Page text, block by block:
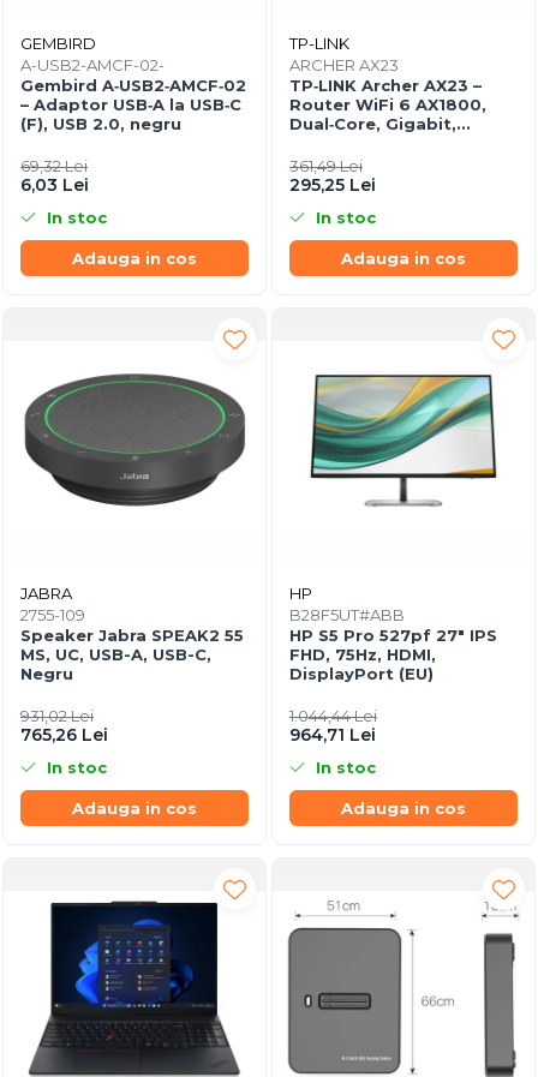
GEMBIRD
A-USB2-AMCF-02-
Gembird A‑USB2‑AMCF‑02
– Adaptor USB‑A la USB‑C
(F), USB 2.0, negru
69,32 Lei
6,03 Lei
In stoc
Adauga in cos
TP-LINK
ARCHER AX23
TP‑LINK Archer AX23 –
Router WiFi 6 AX1800,
Dual‑Core, Gigabit,
361,49 Lei
295,25 Lei
In stoc
Adauga in cos
JABRA
2755-109
Speaker Jabra SPEAK2 55
MS, UC, USB-A, USB-C,
Negru
931,02 Lei
765,26 Lei
In stoc
Adauga in cos
HP
B28F5UT#ABB
HP S5 Pro 527pf 27" IPS
FHD, 75Hz, HDMI,
DisplayPort (EU)
1.044,44 Lei
964,71 Lei
In stoc
Adauga in cos